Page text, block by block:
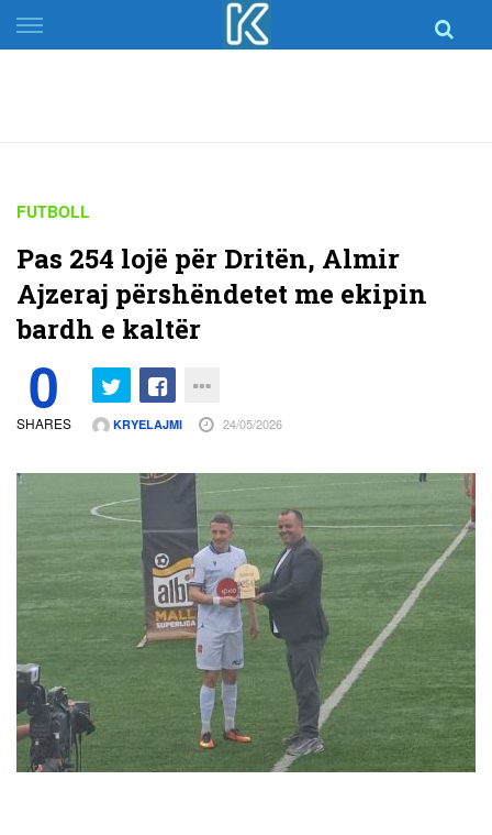
Skip
to
FUTBOLL
Pas 254 lojë për Dritën, Almir
Ajzeraj përshëndetet me ekipin
bardh e kaltër
0
SHARES KRYELAJMI 24/05/2026